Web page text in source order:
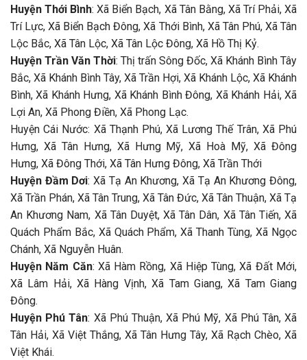
Huyện Thới Bình: Xã Biển Bạch, Xã Tân Bằng, Xã Trí Phải, Xã
Trí Lực, Xã Biển Bạch Đông, Xã Thới Bình, Xã Tân Phú, Xã Tân
Lộc Bắc, Xã Tân Lộc, Xã Tân Lộc Đông, Xã Hồ Thị Kỷ.
Huyện Trần Văn Thời: Thị trấn Sông Đốc, Xã Khánh Bình Tây
Bắc, Xã Khánh Bình Tây, Xã Trần Hợi, Xã Khánh Lộc, Xã Khánh
Bình, Xã Khánh Hưng, Xã Khánh Bình Đông, Xã Khánh Hải, Xã
Lợi An, Xã Phong Điền, Xã Phong Lạc.
Huyện Cái Nước: Xã Thạnh Phú, Xã Lương Thế Trân, Xã Phú
Hưng, Xã Tân Hưng, Xã Hưng Mỹ, Xã Hoà Mỹ, Xã Đông
Hưng, Xã Đông Thới, Xã Tân Hưng Đông, Xã Trần Thới
Huyện Đầm Dơi: Xã Tạ An Khương, Xã Tạ An Khương Đông,
Xã Trần Phán, Xã Tân Trung, Xã Tân Đức, Xã Tân Thuận, Xã Tạ
An Khương Nam, Xã Tân Duyệt, Xã Tân Dân, Xã Tân Tiến, Xã
Quách Phẩm Bắc, Xã Quách Phẩm, Xã Thanh Tùng, Xã Ngọc
Chánh, Xã Nguyễn Huân.
Huyện Năm Căn: Xã Hàm Rồng, Xã Hiệp Tùng, Xã Đất Mới,
Xã Lâm Hải, Xã Hàng Vịnh, Xã Tam Giang, Xã Tam Giang
Đông.
Huyện Phú Tân: Xã Phú Thuận, Xã Phú Mỹ, Xã Phú Tân, Xã
Tân Hải, Xã Việt Thắng, Xã Tân Hưng Tây, Xã Rạch Chèo, Xã
Việt Khái.